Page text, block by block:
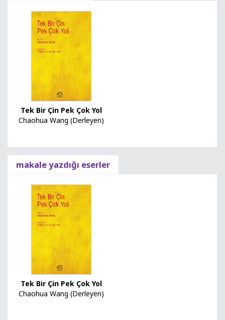
Tek Bir Çin Pek Çok Yol
Chaohua Wang (Derleyen)
makale yazdığı eserler
Tek Bir Çin Pek Çok Yol
Chaohua Wang (Derleyen)